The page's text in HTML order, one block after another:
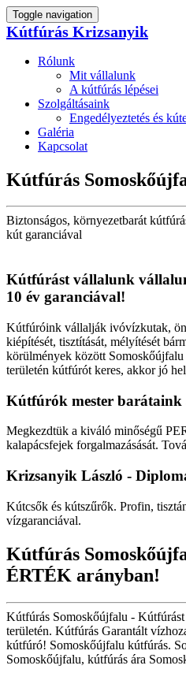
Toggle navigation
Kútfúrás Krizsanyik
Rólunk
Mit vállalunk
A kútfúrás lépései
Szolgáltásaink
Engedélyeztetés és
Galéria
Kapcsolat
Kútfúrás
Biztonságos, környezetbarát
kút garanciával
Kútfúrást vállalunk
10 év garanciával!
Kútfúróink vállalják ivóvízkutak,
kiépítését, tisztítását, mélyítését
körülmények között
területén kútfúrót keres, akkor jó
Kútfúrók mester barátaink
Megkezdtük a kiváló minőségű
kalapácsfejek forgalmazásását.
Krizsanyik László -
Kútcsők és kútszűrők. Profin,
vízgaranciával.
Kútfúrás
ÉRTÉK arányban!
Kútfúrás Somoskőújfalu -
területén. Kútfúrás Garantált
kútfúró! Somoskőújfalu kútfúrás.
Somoskőújfalu, kútfúrás ára